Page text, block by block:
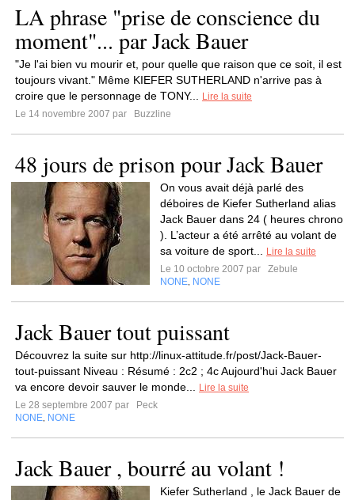
LA phrase "prise de conscience du
moment"... par Jack Bauer
"Je l'ai bien vu mourir et, pour quelle que raison que ce soit, il est
toujours vivant." Même KIEFER SUTHERLAND n'arrive pas à
croire que le personnage de TONY...
Lire la suite
Le 14 novembre 2007 par
Buzzline
48 jours de prison pour Jack Bauer
On vous avait déjà parlé des
déboires de Kiefer Sutherland alias
Jack Bauer dans 24 ( heures chrono
). L’acteur a été arrêté au volant de
sa voiture de sport...
Lire la suite
Le 10 octobre 2007 par
Zebule
NONE NONE
Jack Bauer tout puissant
Découvrez la suite sur http://linux-attitude.fr/post/Jack-Bauer-
tout-puissant Niveau : Résumé : 2c2 ; 4c Aujourd'hui Jack Bauer
va encore devoir sauver le monde...
Lire la suite
Le 28 septembre 2007 par
Peck
NONE NONE
Jack Bauer , bourré au volant !
Kiefer Sutherland , le Jack Bauer de